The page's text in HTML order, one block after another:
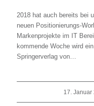
2018 hat auch bereits bei
neuen Positionierungs-
Markenprojekte im IT
kommende Woche wird
Springerverlag von…
17. Januar
/